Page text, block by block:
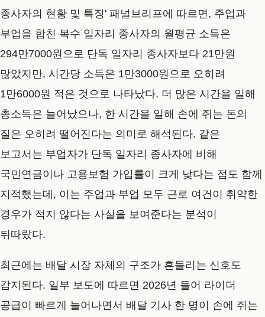
종사자의 현황 및 특징' 패널브리프에 따르면, 주업과
부업을 합친 복수 일자리 종사자의 월평균 소득은
294만7000원으로 단독 일자리 종사자보다 21만원
많았지만, 시간당 소득은 1만3000원으로 오히려
1만6000원 적은 것으로 나타났다. 더 많은 시간을 일해
총소득은 늘어났으나, 한 시간을 일해 손에 쥐는 돈의
질은 오히려 떨어진다는 의미로 해석된다. 같은
보고서는 부업자가 단독 일자리 종사자에 비해
국민연금이나 고용보험 가입률이 크게 낮다는 점도 함께
지적했는데, 이는 주업과 부업 모두 근로 여건이 취약한
경우가 적지 않다는 사실을 보여준다는 분석이
뒤따랐다.
최근에는 배달 시장 자체의 구조가 흔들리는 신호도
감지된다. 일부 보도에 따르면 2026년 들어 라이더
공급이 빠르게 늘어나면서 배달 기사 한 명이 손에 쥐는